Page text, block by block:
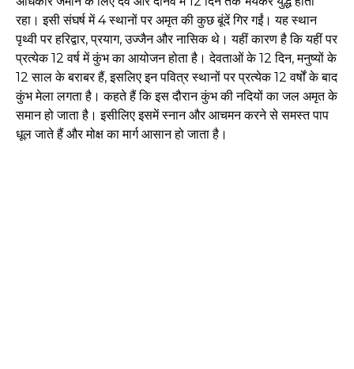
रहा। इसी संघर्ष में 4 स्थानों पर अमृत की कुछ बूंदें गिर गईं। यह स्थान
पृथ्वी पर हरिद्वार, प्रयाग, उज्जैन और नासिक थे। यहीं कारण है कि यहीं पर
प्रत्येक 12 वर्ष में कुंभ का आयोजन होता है। देवताओं के 12 दिन, मनुष्यों के
12 साल के बराबर हैं, इसलिए इन पवित्र स्थानों पर प्रत्येक 12 वर्षों के बाद
कुंभ मेला लगता है। कहते हैं कि इस दौरान कुंभ की नदियों का जल अमृत के
समान हो जाता है। इसीलिए इसमें स्नान और आचमन करने से समस्त पाप
धूल जाते हैं और मोक्ष का मार्ग आसान हो जाता है।